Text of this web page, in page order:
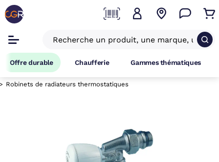
Offre durable Chaufferie Gammes thématiques
Robinets de radiateurs thermostatiques